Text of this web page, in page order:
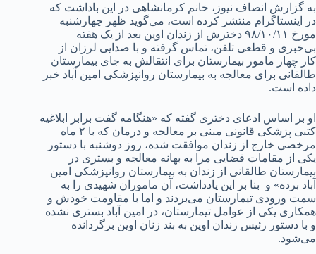
به گزارش انصاف نیوز، خانم کرمانشاهی در این باداشت که
در اینستاگرام منتشر کرده است، می‌گوید ظهر چهارشنبه
مورخ ۹۸/۱۰/۱۱ دخترش از زندان اوین بعد از یک هفته
بى‌خبری و قطعی تلفن، تماس گرفته و با صدایى لرزان از
کار چهار مامور بیمارستان براى انتقالش به جای بیمارستان
طالقانى برای معالجه به بیمارستان روانپزشکی امین آباد خبر
داده است.
او بر اساس ادعای دختری گفته که «هنگامه گفت برابر ابلاغیه
کتبی پزشکى قانونى مبنى بر معالجه و درمان که با ۲ ماه
مرخصى خارج از زندان موافقت شده، روز دوشنبه با دستور
یکی از مقامات قضایی مرا به بهانه معالجه و بستری در
بیمارستان طالقانی از زندان به بیمارستان روانپزشکی امین
آباد برده» و بنا بر این یادداشت، آن ماموران شهیدی را به
سمت ورودى تیمارستان می‌بردند و اما با مقاومت خودش و
همکاری یکی از عوامل تیمارستان، در امین آباد بستری نشده
و با دستور رئیس زندان اوین به بند زنان اوین برگردانده
می‌شود.